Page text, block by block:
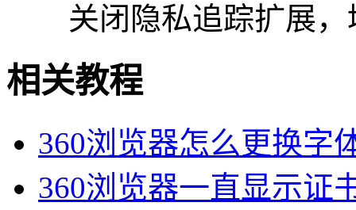
关闭隐私追踪扩展，
相关教程
360浏览器怎么更换字
360浏览器一直显示证